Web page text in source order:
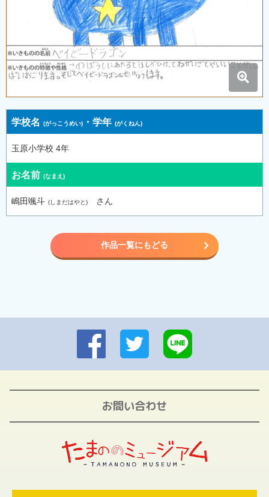
学校名 ・学年
玉原小学校 4年
お名前
嶋田颯斗 さん
作品一覧にもどる
お問い合わせ